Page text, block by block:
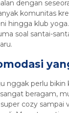
dengan
komunitas
hingga klub
soal santai-
nggak perlu bikin
beragam,
cozy sampai